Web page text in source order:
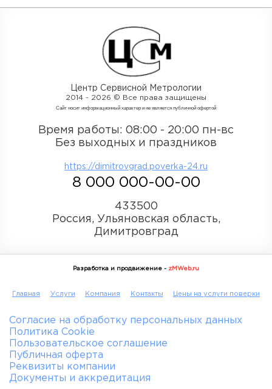
Центр Сервисной Метрологии
2014 - 2026 © Все права защищены
Cайт носит информационный характер и не является публичной офертой
Время работы: 08:00 - 20:00 пн-вс
Без выходных и праздников
https://dimitrovgrad.poverka-24.ru
8 000 000-00-00
433500
Россия, Ульяновская область,
Димитровград
Разработка и продвижение - zMWeb.ru
Главная Услуги Компания Контакты Цены на услуги поверки
Согласие на обработку персональных данных
Политика Cookie
Пользовательское соглашение
Публичная оферта
Реквизиты компании
Документы и аккредитация